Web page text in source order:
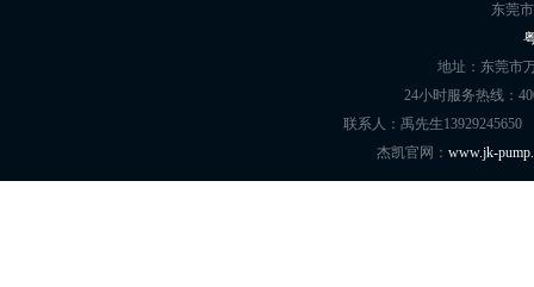
东莞
地址：东莞市
24小时服务热线：
联系人：禹先生13929245650
杰凯官网： www.jk-